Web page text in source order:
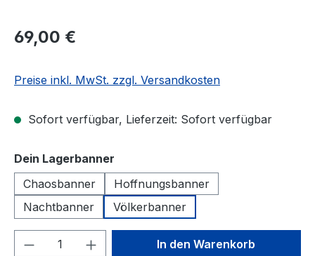
69,00 €
Preise inkl. MwSt. zzgl. Versandkosten
Sofort verfügbar, Lieferzeit: Sofort verfügbar
Dein Lagerbanner
Chaosbanner
Hoffnungsbanner
Nachtbanner
Völkerbanner
Produkt Anzahl: Gib denIn den Warenkorb